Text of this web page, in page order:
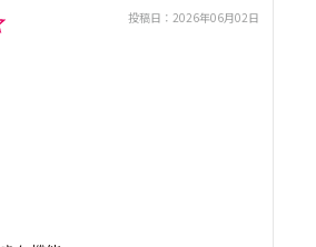
投稿日： 2026年06月02日